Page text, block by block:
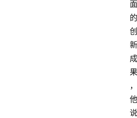
面
的
创
新
成
果
，
他
说